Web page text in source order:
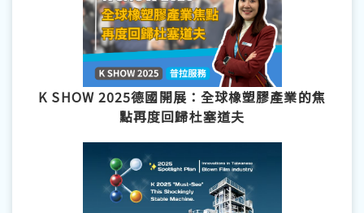
K SHOW 2025德國開展：全球橡塑膠產業的焦
點再度回歸杜塞道夫